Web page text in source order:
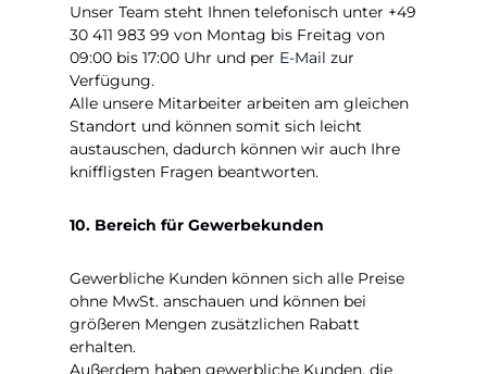
Unser Team steht Ihnen telefonisch unter +49
30 411 983 99 von Montag bis Freitag von
09:00 bis 17:00 Uhr und per E-Mail zur
Verfügung.
Alle unsere Mitarbeiter arbeiten am gleichen
Standort und können somit sich leicht
austauschen, dadurch können wir auch Ihre
kniffligsten Fragen beantworten.
10. Bereich für Gewerbekunden
Gewerbliche Kunden können sich alle Preise
ohne MwSt. anschauen und können bei
größeren Mengen zusätzlichen Rabatt
erhalten.
Außerdem haben gewerbliche Kunden, die